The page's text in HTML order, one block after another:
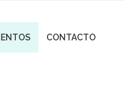
CONTACTO